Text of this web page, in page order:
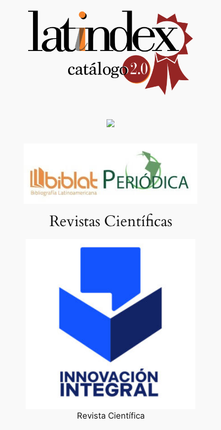
Revistas Científicas
Revista Científica